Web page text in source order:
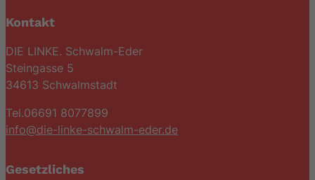
Kontakt
DIE LINKE. Schwalm-Eder
Steingasse 5
34613 Schwalmstadt
Tel.06691 8077899
info@die-linke-schwalm-eder.de
Gesetzliches